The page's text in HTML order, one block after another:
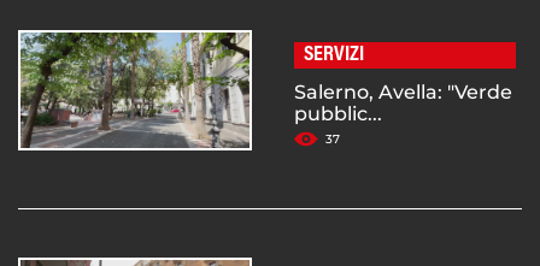
SERVIZI
Salerno, Avella: "Verde
pubblic...
37